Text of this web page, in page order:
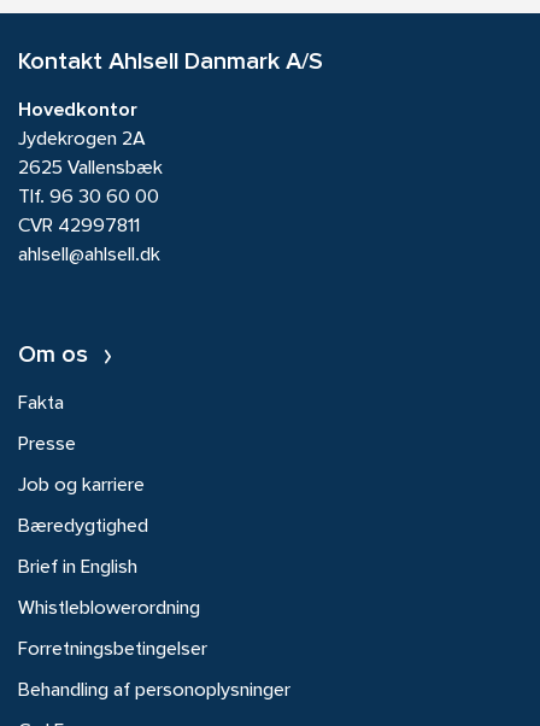
Kontakt Ahlsell Danmark A/S
Hovedkontor
Jydekrogen 2A
2625 Vallensbæk
Tlf. 96 30 60 00
CVR 42997811
ahlsell@ahlsell.dk
Om os
Fakta
Presse
Job og karriere
Bæredygtighed
Brief in English
Whistleblowerordning
Forretningsbetingelser
Behandling af personoplysninger